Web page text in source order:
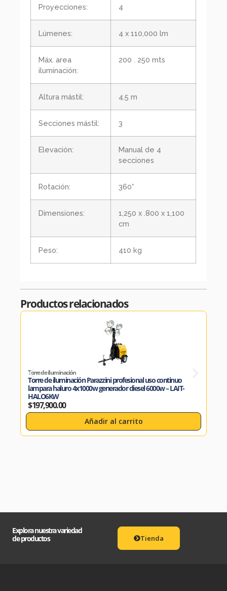
Proyecciones: 4
Lúmenes: 4 x 110,000 lm
Máx. area
iluminación:
200 . 250 mts
Altura mástil: 4.5 m
Secciones mástil: 3
Elevación:
Manual de 4
secciones
Rotación: 360°
Dimensiones:
1,250 x .800 x 1,100
cm
Peso: 410 kg
Productos relacionados
Torre de iluminación
Torre de iluminación Parazzini profesional uso continuo
lampara haluro 4x1000w generador diesel 6000w – LAIT-
HALO6KW
$197,900.00
Añadir al carrito
Explora nuestra variedad
de productos
Tienda